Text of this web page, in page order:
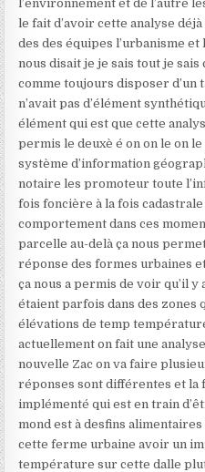
l’environnement et de l’autre
le fait d’avoir cette analyse
des des équipes l’urbanisme
nous disait je je sais tout je sais
comme toujours disposer d’un
n’avait pas d’élément
élément qui est que cette
permis le deuxè é on on le on
système d’information
notaire les promoteur toute
fois foncière à la fois
comportement dans ces
parcelle au-delà ça nous
réponse des formes urbaines
ça nous a permis de voir qu’il
étaient parfois dans des zones
élévations de temp
actuellement on fait une
nouvelle Zac on va faire
réponses sont différentes et la
implémenté qui est en train
mond est à desfins
cette ferme urbaine avoir un
température sur cette dalle